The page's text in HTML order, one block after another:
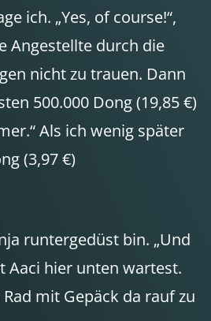
ich. „Yes, of course!“,
Angestellte durch die
nicht zu trauen. Dann
500.000 Dong (19,85 €)
Als ich wenig später
(3,97 €)
runtergedüst bin. „Und
Aaci hier unten wartest.
mit Gepäck da rauf zu